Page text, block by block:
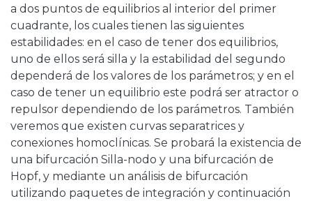
a dos puntos de equilibrios al interior del primer
cuadrante, los cuales tienen las siguientes
estabilidades: en el caso de tener dos equilibrios,
uno de ellos será silla y la estabilidad del segundo
dependerá de los valores de los parámetros; y en el
caso de tener un equilibrio este podrá ser atractor o
repulsor dependiendo de los parámetros. También
veremos que existen curvas separatrices y
conexiones homoclínicas. Se probará la existencia de
una bifurcación Silla-nodo y una bifurcación de
Hopf, y mediante un análisis de bifurcación
utilizando paquetes de integración y continuación